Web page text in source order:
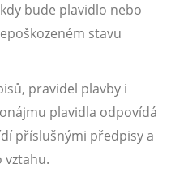
bude plavidlo nebo
stavu
pravidel plavby i
plavidla odpovídá
příslušnými předpisy a